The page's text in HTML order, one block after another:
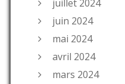
juillet 2024
juin 2024
mai 2024
avril 2024
mars 2024